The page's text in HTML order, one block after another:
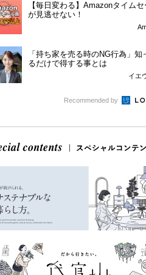
【毎日変わる】Amazonタイム
が見逃せない！
「持ち家を売る時のNG行為」知
るだけで得する事とは
イエ
Recommended by